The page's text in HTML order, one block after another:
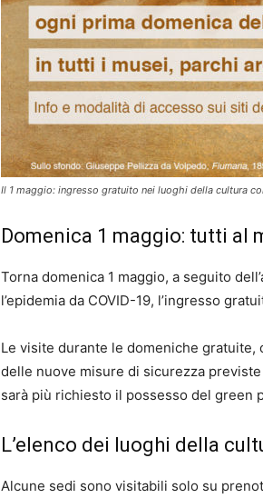
Il 1 maggio: ingresso gratuito nei luoghi della cultura
Domenica 1 maggio: tutti al
Torna domenica 1 maggio, a seguito
l’epidemia da COVID-19, l’ingresso
Le visite durante le domeniche
delle nuove misure di sicurezza
sarà più richiesto il possesso del green
L’elenco dei luoghi della
Alcune sedi sono visitabili solo su